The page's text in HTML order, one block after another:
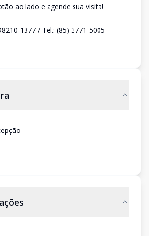
ao lado e agende sua visita!
1377 / Tel.: (85) 3771-5005